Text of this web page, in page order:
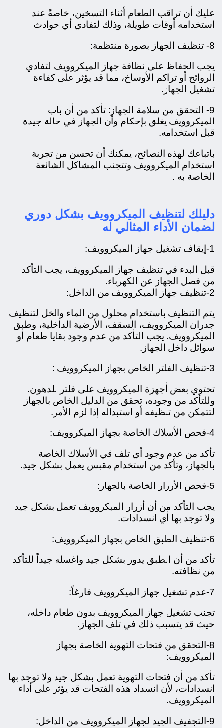
عليك أن تراقب الطعام أثناء التسخين، خاصةً عند
استخدامه أوقات طويلة، وذلك لتفادي أي حوادث
8- تنظيف الجهاز بصورة منتظمة:
يجب الحفاظ على نظافة جهاز الميكروويف لتفادي
الروائح أو تراكم الأوساخ، مما قد يؤثر على كفاءة
تشغيل الجهاز.
9- التحقق من سلامة الجهاز: تأكد من أن باب
الميكروويف يغلق بإحكام وأن الجهاز في حالة جيدة
قبل استخدامه.
باتباعك لهذه النصائح، يمكنك أن تحسن من تجربة
استخدام الميكروويف وتتجنب المشاكل الشائعة
الخاصة به .
دليلك لتنظيف الميكروويف بشكل دوري
لضمان الأداء المثالي له
1-إيقاف تشغيل جهاز الميكروويف:
قبل البدء في تنظيف جهاز الميكروويف، يجب التأكد
من فصل الجهاز عن الكهرباء.
2-تنظيف جهاز الميكروويف من الداخل:
يتم التنظيف باستخدام محلول من الماء والخل لتنظيف
جدران الميكروويف، السقف، الأرضية الداخلية، وطبق
الميكروويف. يجب التأكد من عدم وجود بقايا طعام أو
سوائل داخل الجهاز.
3-تنظيف الفلتر الخاص بجهاز الميكروويف :
تحتوي بعض أجهزة الميكروويف على فلتر للدهون.
وللتأكد من وجوده، تحقق من الدليل الخاص بالجهاز
لتتمكن من تنظيفه أو استبداله إذا لزم الأمر.
4-فحص الأسلاك الخاصة بجهاز الميكروويف:
تأكد من عدم وجود أي تلف في الأسلاك الخاصة
بالجهاز، وتأكد من استخدام مقبس يعمل بشكل جيد.
5-فحص الأزرار الخاصة بالجهاز:
يجب التأكد من أن أزرار الميكروويف تعمل بشكل جيد
ولا توجد بها أي انسدادات.
6-تنظيف الطبق الخاص بجهاز الميكروويف:
تأكد من أن الطبق يدور بشكل جيد واغسله جيداً للتأكد
من نظافته.
7-عدم تشغيل جهاز الميكروويف فارغاً:
تجنب تشغيل جهاز الميكروويف بدون طعام داخله،
حيث قد يتسبب ذلك في تلف الجهاز.
8-التحقق من فتحات التهوية الخاصة بجهاز
الميكروويف:
تأكد من أن فتحات التهوية تعمل بشكل جيد ولا توجد بها
انسدادات، لأن انسداد هذه الفتحات قد يؤثر على أداء
الميكروويف.
9-التجفيف الجيد لجهاز الميكروويف من الداخل: